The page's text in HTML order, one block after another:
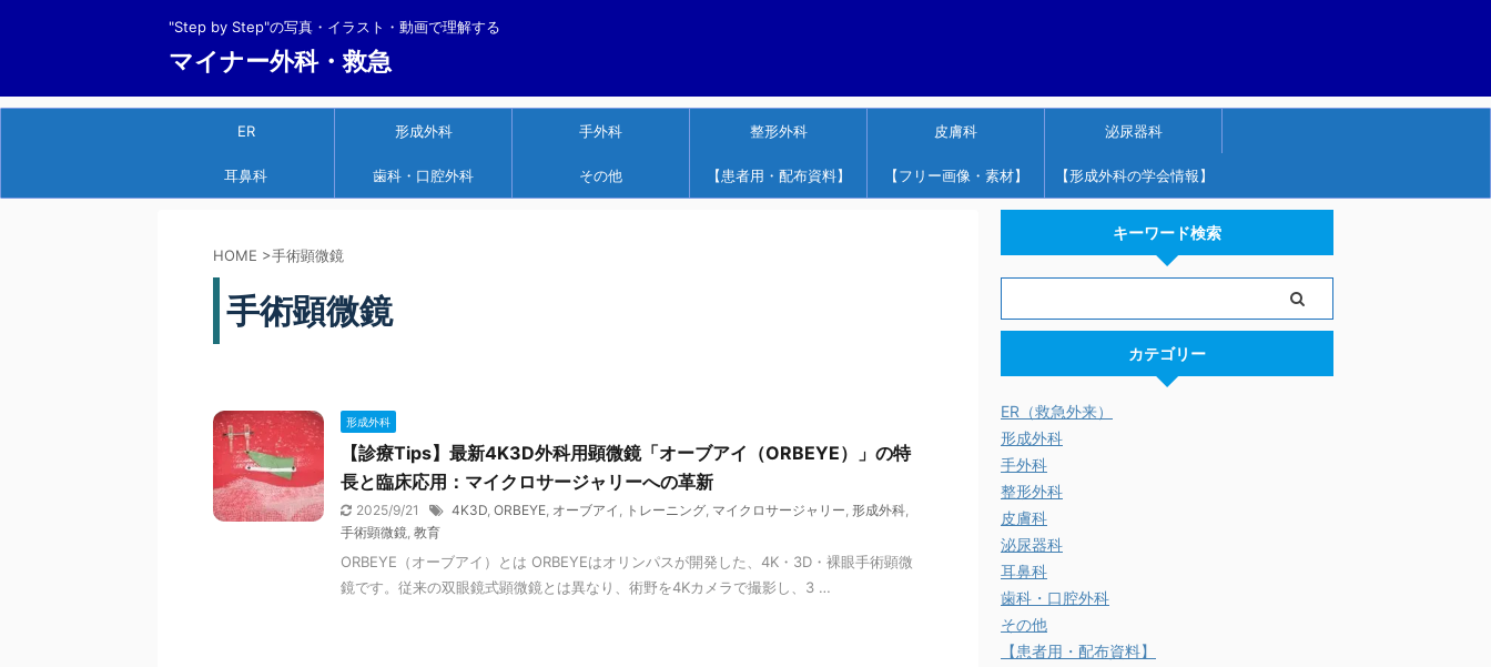
"Step by Step"の写真・イラスト・動画で理解する
マイナー外科・救急
ER 形成外科 手外科 整形外科 皮膚科 泌尿器科
耳鼻科 歯科・口腔外科 その他 【患者用・配布資料】 【フリー画像・素材】 【形成外科の学会情報】
HOME >手術顕微鏡
手術顕微鏡
形成外科
【診療Tips】最新4K3D外科用顕微鏡「オーブアイ（ORBEYE）」の特
長と臨床応用：マイクロサージャリーへの革新
2025/9/21 4K3D, ORBEYE, オーブアイ , トレーニング, マイクロサージャリー, 形成外科,
手術顕微鏡, 教育
ORBEYE（オーブアイ）とは ORBEYEはオリンパスが開発した、4K・3D・裸眼手術顕微
鏡です。従来の双眼鏡式顕微鏡とは異なり、術野を4Kカメラで撮影し、3 …
キーワード検索
カテゴリー
ER（救急外来）
形成外科
手外科
整形外科
皮膚科
泌尿器科
耳鼻科
歯科・口腔外科
その他
【患者用・配布資料】